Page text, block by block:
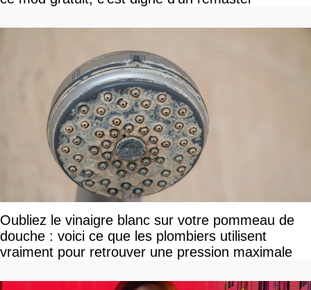
Oubliez le vinaigre blanc sur votre pommeau de
douche : voici ce que les plombiers utilisent
vraiment pour retrouver une pression maximale